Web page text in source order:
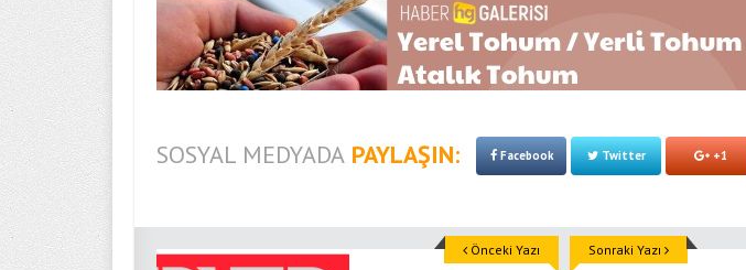
SOSYAL MEDYADA PAYLAŞIN: Facebook Twitter +1
Önceki Yazı Sonraki Yazı